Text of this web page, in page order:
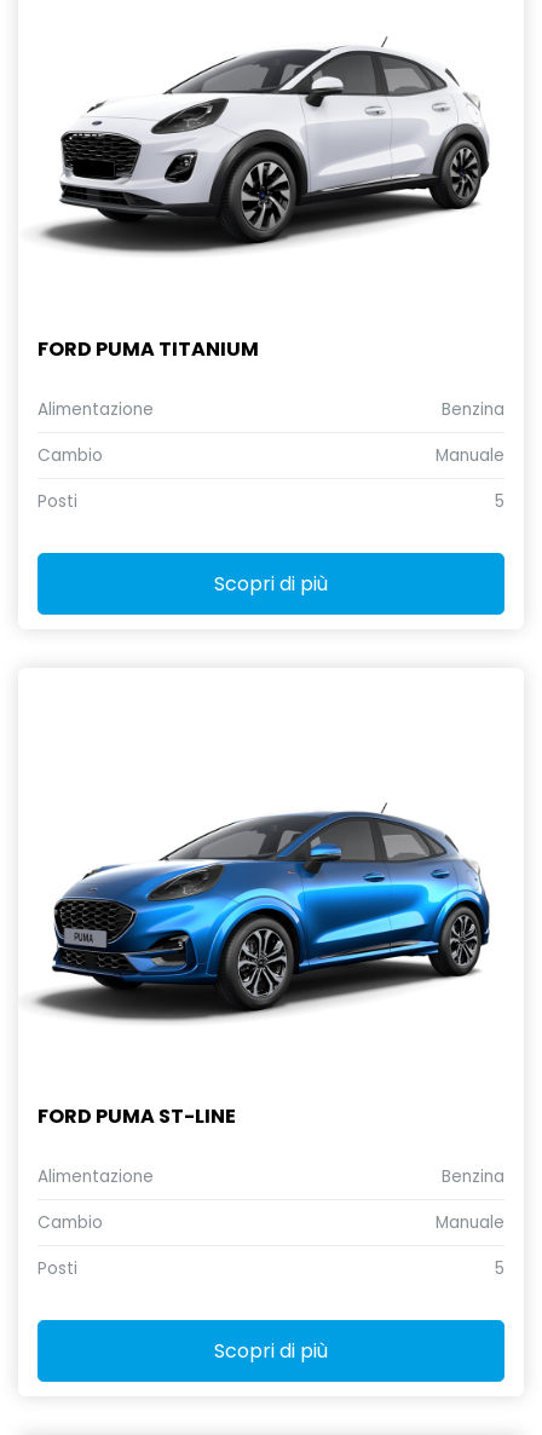
FORD PUMA TITANIUM
Alimentazione
Benzina
Cambio
Manuale
Posti
5
Scopri di più
FORD PUMA ST-LINE
Alimentazione
Benzina
Cambio
Manuale
Posti
5
Scopri di più